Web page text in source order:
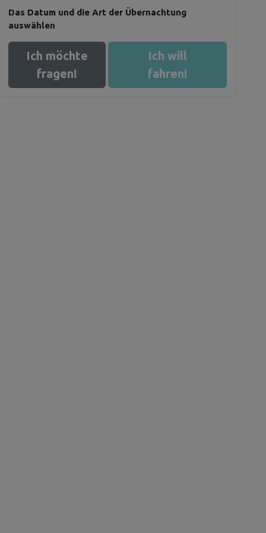
Das Datum und die Art der Übernachtung
auswählen
Ich möchte
fragen!
Ich will
fahren!